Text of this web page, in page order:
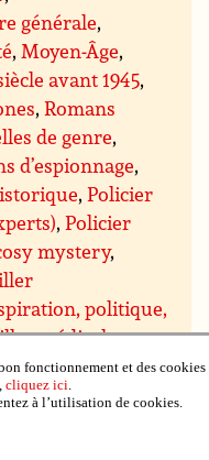
générale,
, Moyen-Âge,
avant 1945,
,Romans
de genre,
d’espionnage,
,Policier
,Policier
mystery,
politique,
médical et
et financier,
d’amour, romans
historique
fonctionnement et des cookies
cliquez ici.
à l’utilisation de cookies.